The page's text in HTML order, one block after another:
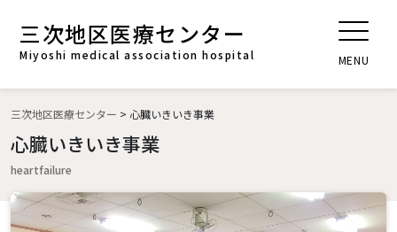
三次地区医療センター
Miyoshi medical association hospital
t
o
g
v
MENU
三次地区医療センター > 心臓いきいき事業
心臓いきいき事業
heartfailure